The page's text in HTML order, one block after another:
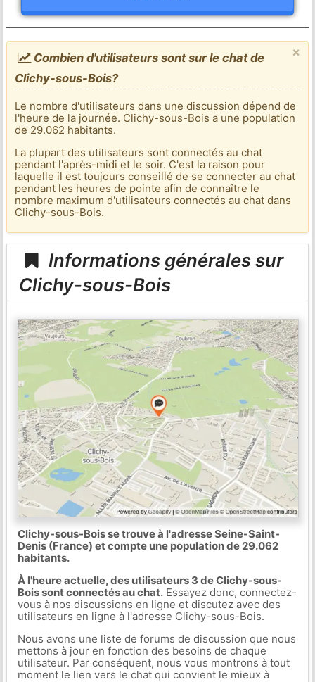
×
Combien d'utilisateurs sont sur le chat de
Clichy-sous-Bois?
Le nombre d'utilisateurs dans une discussion dépend de
l'heure de la journée. Clichy-sous-Bois a une population
de 29.062 habitants.
La plupart des utilisateurs sont connectés au chat
pendant l'après-midi et le soir. C'est la raison pour
laquelle il est toujours conseillé de se connecter au chat
pendant les heures de pointe afin de connaître le
nombre maximum d'utilisateurs connectés au chat dans
Clichy-sous-Bois.
Informations générales sur
Clichy-sous-Bois
Clichy-sous-Bois se trouve à l'adresse Seine-Saint-
Denis (France) et compte une population de 29.062
habitants.
À l'heure actuelle, des utilisateurs 3 de Clichy-sous-
Bois sont connectés au chat.Essayez donc, connectez-
vous à nos discussions en ligne et discutez avec des
utilisateurs en ligne à l'adresse Clichy-sous-Bois.
Nous avons une liste de forums de discussion que nous
mettons à jour en fonction des besoins de chaque
utilisateur. Par conséquent, nous vous montrons à tout
moment le lien vers le chat qui convient le mieux à